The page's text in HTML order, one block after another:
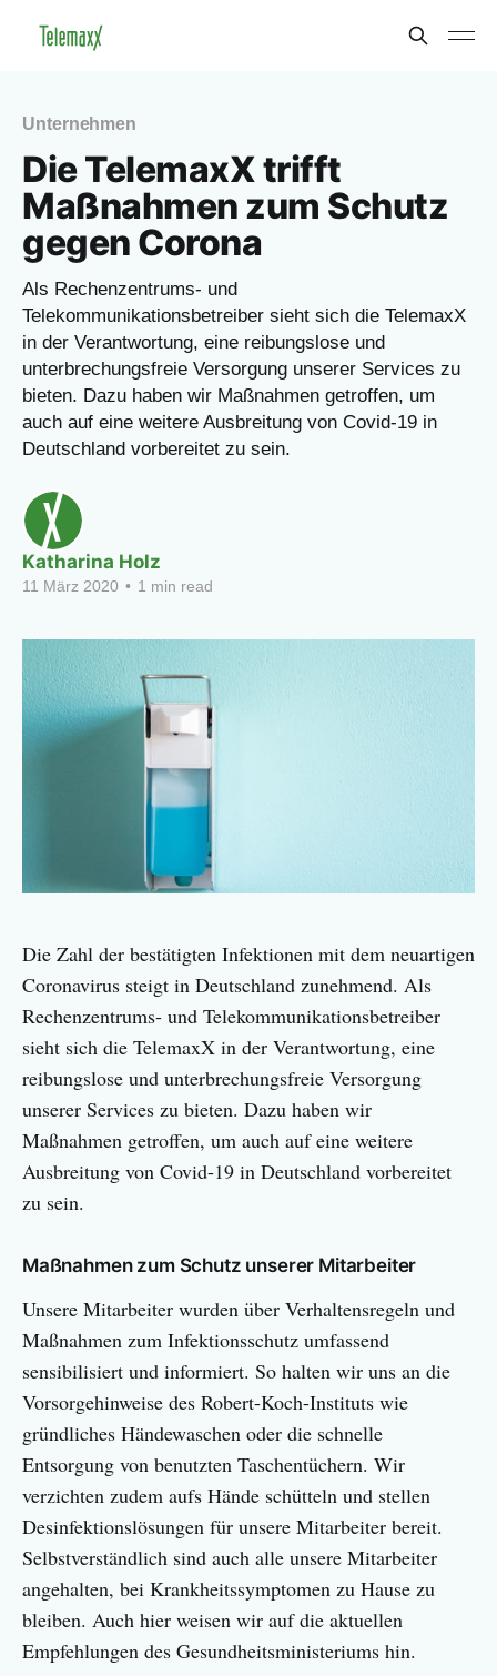
Unternehmen
Die TelemaxX trifft
Maßnahmen zum Schutz
gegen Corona
Als Rechenzentrums- und
Telekommunikationsbetreiber sieht sich die TelemaxX
in der Verantwortung, eine reibungslose und
unterbrechungsfreie Versorgung unserer Services zu
bieten. Dazu haben wir Maßnahmen getroffen, um
auch auf eine weitere Ausbreitung von Covid-19 in
Deutschland vorbereitet zu sein.
Katharina Holz
11 März 2020 • 1 min read
Die Zahl der bestätigten Infektionen mit dem neuartigen
Coronavirus steigt in Deutschland zunehmend. Als
Rechenzentrums- und Telekommunikationsbetreiber
sieht sich die TelemaxX in der Verantwortung, eine
reibungslose und unterbrechungsfreie Versorgung
unserer Services zu bieten. Dazu haben wir
Maßnahmen getroffen, um auch auf eine weitere
Ausbreitung von Covid-19 in Deutschland vorbereitet
zu sein.
Maßnahmen zum Schutz unserer Mitarbeiter
Unsere Mitarbeiter wurden über Verhaltensregeln und
Maßnahmen zum Infektionsschutz umfassend
sensibilisiert und informiert. So halten wir uns an die
Vorsorgehinweise des Robert-Koch-Instituts wie
gründliches Händewaschen oder die schnelle
Entsorgung von benutzten Taschentüchern. Wir
verzichten zudem aufs Hände schütteln und stellen
Desinfektionslösungen für unsere Mitarbeiter bereit.
Selbstverständlich sind auch alle unsere Mitarbeiter
angehalten, bei Krankheitssymptomen zu Hause zu
bleiben. Auch hier weisen wir auf die aktuellen
Empfehlungen des Gesundheitsministeriums hin.